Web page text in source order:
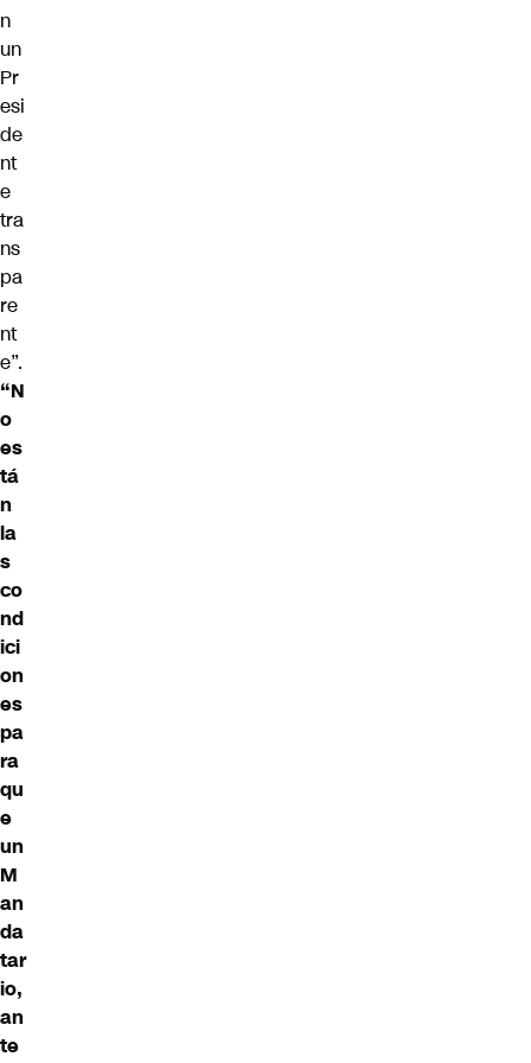
n
un
Pr
esi
de
nt
e
tra
ns
pa
re
nt
e”.
“N
o
es
tá
n
la
s
co
nd
ici
on
es
pa
ra
qu
e
un
M
an
da
tar
io,
an
te